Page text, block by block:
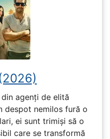
agenți de elită
despot nemilos fură o
ei sunt trimiși să o
care se transformă